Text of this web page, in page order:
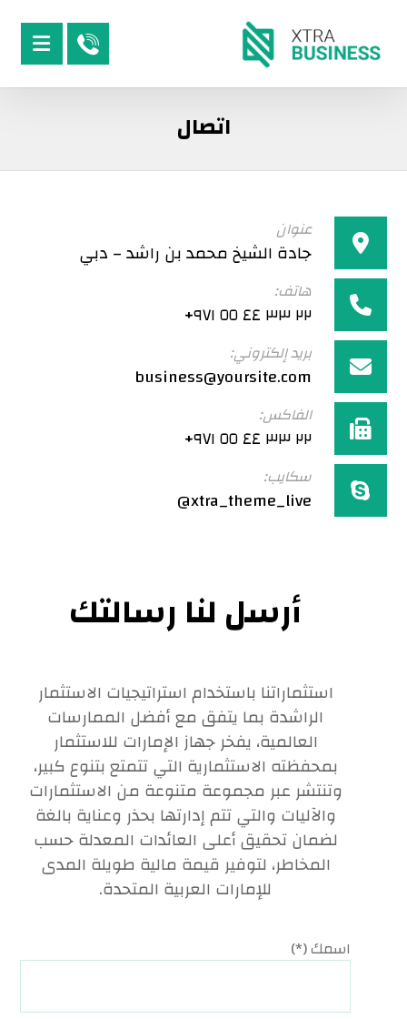
اتصال
عنوان
جادة الشيخ محمد بن راشد – دبي
هاتف:
٢٢ ٣٣ ٤٤ ٥٥ ٩٧١+
بريد إلكتروني:
business@yoursite.com
الفاكس:
٢٢ ٣٣ ٤٤ ٥٥ ٩٧١+
سكايب:
xtra_theme_live@
أرسل لنا رسالتك
استثماراتنا باستخدام استراتيجيات الاستثمار
الراشدة بما يتفق مع أفضل الممارسات
العالمية، يفخر جهاز الإمارات للاستثمار
بمحفظته الاستثمارية التي تتمتع بتنوع كبير،
وتنتشر عبر مجموعة متنوعة من الاستثمارات
والآليات والتي تتم إدارتها بحذر وعناية بالغة
لضمان تحقيق أعلى العائدات المعدلة حسب
المخاطر، لتوفير قيمة مالية طويلة المدى
للإمارات العربية المتحدة.
اسمك (*)